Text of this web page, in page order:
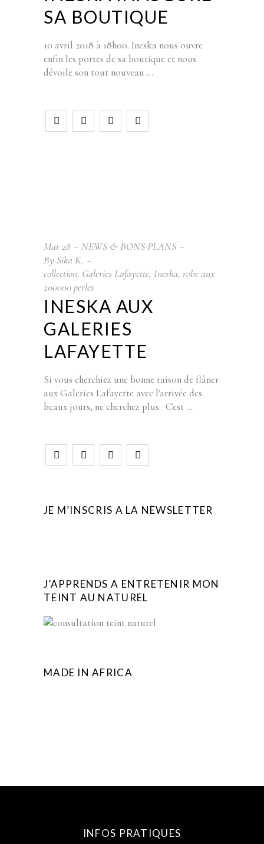
SA BOUTIQUE
10 avril 2018 à 18h00. Ineska nous ouvre
enfin les portes de sa boutique et nous
dévoile son tout nouveau
Mar28
NEWS & BONS PLANS
By Sika K.
collection, Galeries Lafayette, Ineska, robe aux
200000 perles
INESKA AUX
GALERIES
LAFAYETTE
Si vous cherchiez une bonne raison de flâner
aux Galeries Lafayette avec l'arrivée des
beaux jours, ne cherchez plus. C'est
JE M’INSCRIS A LA NEWSLETTER
J’APPRENDS A ENTRETENIR MON
TEINT AU NATUREL
MADE IN AFRICA
INFOS PRATIQUES